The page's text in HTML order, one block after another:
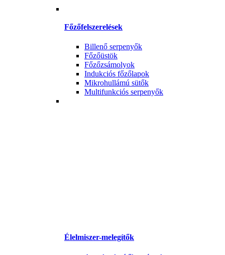
Főzőfelszerelések
Billenő serpenyők
Főzőüstök
Főzőzsámolyok
Indukciós főzőlapok
Mikrohullámú sütők
Multifunkciós serpenyők
Élelmiszer-melegítők